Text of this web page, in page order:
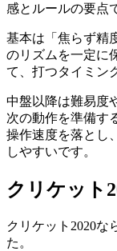
感とルールの要点
基本は「焦らず精
のリズムを一定に
て、打つタイミン
中盤以降は難易度
次の動作を準備す
操作速度を落とし
しやすいです。
クリケット
クリケット2020な
た。